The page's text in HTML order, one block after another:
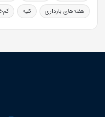
هفته‌های بارداری
کلیه